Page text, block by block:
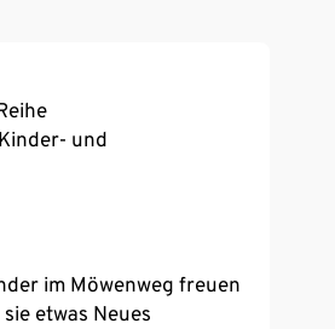
und
im Möwenweg freuen
etwas Neues